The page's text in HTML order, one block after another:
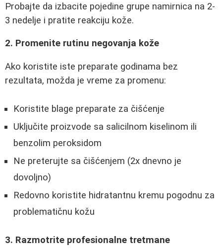
Probajte da izbacite pojedine grupe namirnica na 2-
3 nedelje i pratite reakciju kože.
2. Promenite rutinu negovanja kože
Ako koristite iste preparate godinama bez
rezultata, možda je vreme za promenu:
Koristite blage preparate za čišćenje
Uključite proizvode sa salicilnom kiselinom ili
benzolim peroksidom
Ne preterujte sa čišćenjem (2x dnevno je
dovoljno)
Redovno koristite hidratantnu kremu pogodnu za
problematičnu kožu
3. Razmotrite profesionalne tretmane